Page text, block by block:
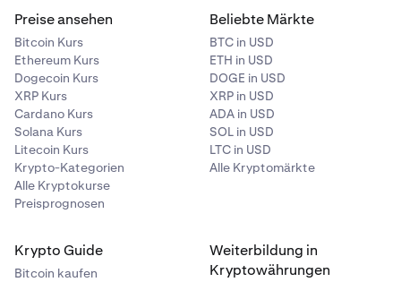
Preise ansehen
Bitcoin Kurs
Ethereum Kurs
Dogecoin Kurs
XRP Kurs
Cardano Kurs
Solana Kurs
Litecoin Kurs
Krypto-Kategorien
Alle Kryptokurse
Preisprognosen
Beliebte Märkte
BTC in USD
ETH in USD
DOGE in USD
XRP in USD
ADA in USD
SOL in USD
LTC in USD
Alle Kryptomärkte
Krypto Guide
Bitcoin kaufen
Weiterbildung in
Kryptowährungen